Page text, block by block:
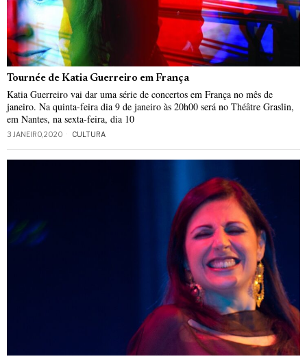
Tournée de Katia Guerreiro em França
Katia Guerreiro vai dar uma série de concertos em França no mês de
janeiro. Na quinta-feira dia 9 de janeiro às 20h00 será no Théâtre Graslin,
em Nantes, na sexta-feira, dia 10
3 JANEIRO, 2020 CULTURA